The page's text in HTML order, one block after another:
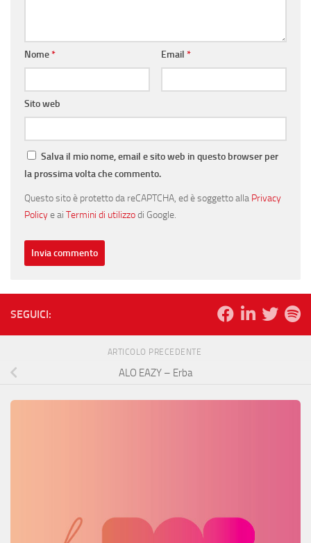
Nome* Email *
Sito web
Salva il mio nome, email e sito web in questo browser per
la prossima volta che commento.
Questo sito è protetto da reCAPTCHA, ed è soggetto alla Privacy
Policye ai Termini di utilizzodi Google.
SEGUICI:
ARTICOLO PRECEDENTE
ALO EAZY – Erba